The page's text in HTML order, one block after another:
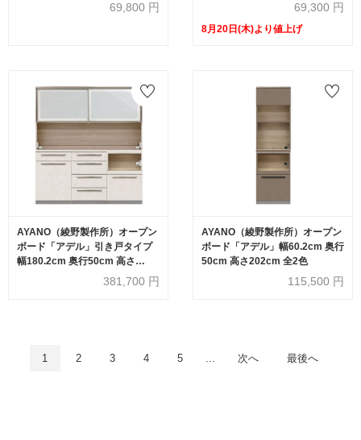
69,800 円 69,300 円
8月20日(木)より値上げ
AYANO（綾野製作所）オープン
ボード「アデル」引き戸タイプ
幅180.2cm 奥行50cm 高さ
381,700 円
AYANO（綾野製作所）オープン
ボード「アデル」幅60.2cm 奥行
50cm 高さ202cm 全2色
115,500 円
1 2 3 4 5 次へ 最後へ